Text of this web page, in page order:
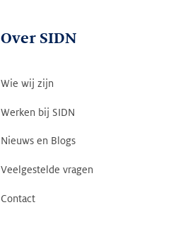
Over SIDN
Wie wij zijn
Werken bij SIDN
Nieuws en Blogs
Veelgestelde vragen
Contact